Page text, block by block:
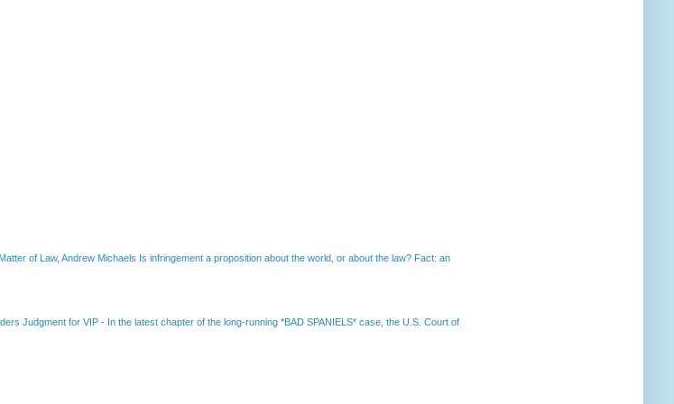
of Law, Andrew Michaels Is infringement a proposition about the world, or about the law? Fact: an
Judgment for VIP - In the latest chapter of the long-running *BAD SPANIELS* case, the U.S. Court of